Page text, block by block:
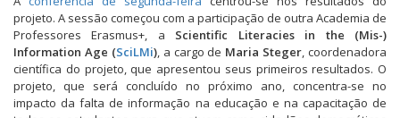
projeto. A sessão começou com a participação de outra Academia de
Professores Erasmus+, a Scientific Literacies in the (Mis-)
Information Age (SciLMi), a cargo de Maria Steger, coordenadora
científica do projeto, que apresentou seus primeiros resultados. O
projeto, que será concluído no próximo ano, concentra-se no
impacto da falta de informação na educação e na capacitação de